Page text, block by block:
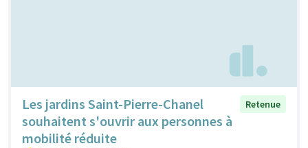
Les jardins Saint-Pierre-Chanel
souhaitent s'ouvrir aux personnes à
mobilité réduite
Retenue